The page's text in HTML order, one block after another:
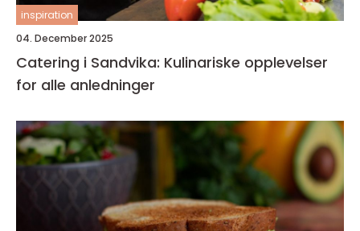
inspiration
04. December 2025
Catering i Sandvika: Kulinariske opplevelser
for alle anledninger